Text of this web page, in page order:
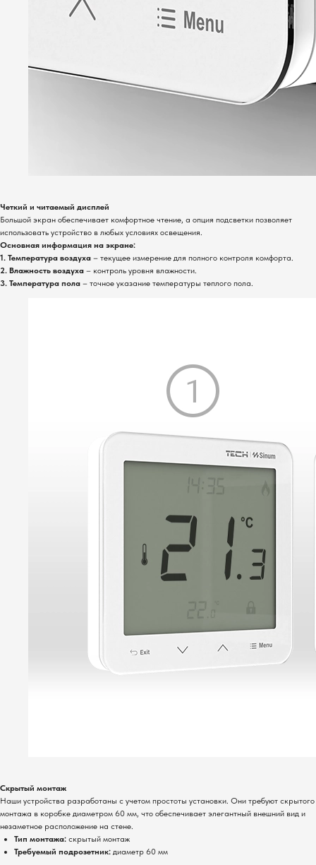
Четкий и читаемый дисплей
Большой экран обеспечивает комфортное чтение, а опция подсветки позволяет
использовать устройство в любых условиях освещения.
Основная информация на экране:
1. Температура воздуха – текущее измерение для полного контроля комфорта.
2. Влажность воздуха – контроль уровня влажности.
3. Температура пола – точное указание температуры теплого пола.
Скрытый монтаж
Наши устройства разработаны с учетом простоты установки. Они требуют скрытого
монтажа в коробке диаметром 60 мм, что обеспечивает элегантный внешний вид и
незаметное расположение на стене.
Тип монтажа: скрытый монтаж
Требуемый подрозетник: диаметр 60 мм